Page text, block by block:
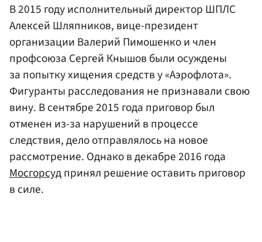
В 2015 году исполнительный директор ШПЛС
Алексей Шляпников, вице-президент
организации Валерий Пимошенко и член
профсоюза Сергей Кнышов были осуждены
за попытку хищения средств у «Аэрофлота».
Фигуранты расследования не признавали свою
вину. В сентябре 2015 года приговор был
отменен из-за нарушений в процессе
следствия, дело отправлялось на новое
рассмотрение. Однако в декабре 2016 года
Мосгорсудпринял решение оставить приговор
в силе.